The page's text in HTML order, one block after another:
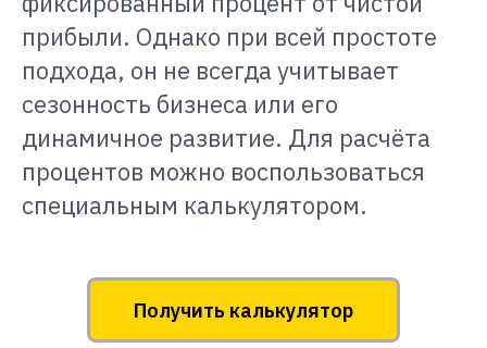
прибыли. Однако при всей простоте
подхода, он не всегда учитывает
сезонность бизнеса или его
динамичное развитие. Для расчёта
процентов можно воспользоваться
специальным калькулятором.
Получить калькулятор